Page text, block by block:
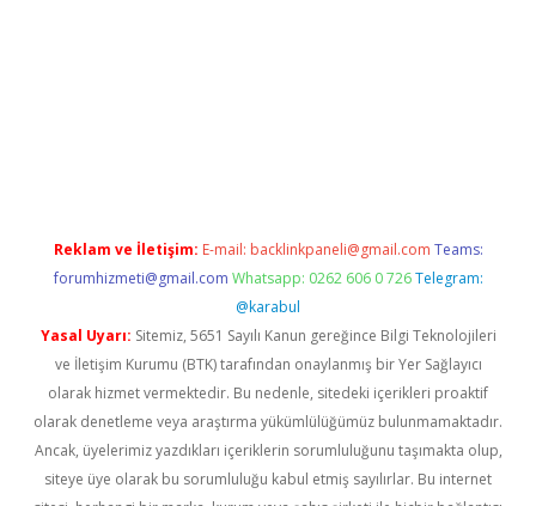
Reklam ve İletişim: E-mail: backlinkpaneli@gmail.com Teams:
forumhizmeti@gmail.com Whatsapp: 0262 606 0 726 Telegram:
@karabul
Yasal Uyarı: Sitemiz, 5651 Sayılı Kanun gereğince Bilgi Teknolojileri
ve İletişim Kurumu (BTK) tarafından onaylanmış bir Yer Sağlayıcı
olarak hizmet vermektedir. Bu nedenle, sitedeki içerikleri proaktif
olarak denetleme veya araştırma yükümlülüğümüz bulunmamaktadır.
Ancak, üyelerimiz yazdıkları içeriklerin sorumluluğunu taşımakta olup,
siteye üye olarak bu sorumluluğu kabul etmiş sayılırlar. Bu internet